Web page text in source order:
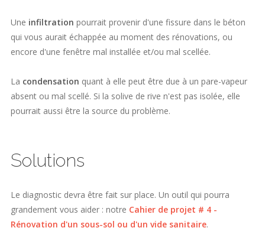
Une infiltration pourrait provenir d'une fissure dans le béton
qui vous aurait échappée au moment des rénovations, ou
encore d'une fenêtre mal installée et/ou mal scellée.
La condensation quant à elle peut être due à un pare-vapeur
absent ou mal scellé. Si la solive de rive n'est pas isolée, elle
pourrait aussi être la source du problème.
Solutions
Le diagnostic devra être fait sur place. Un outil qui pourra
grandement vous aider : notre Cahier de projet # 4 -
Rénovation d'un sous-sol ou d'un vide sanitaire.